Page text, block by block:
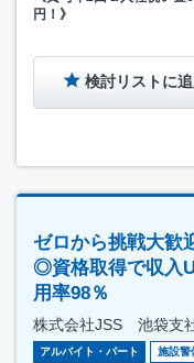
円！》
検討リストに
ゼロから挑戦大歓
◎資格取得で収入
用率98％
株式会社JSS 池袋支
アルバイト・パート 施設警